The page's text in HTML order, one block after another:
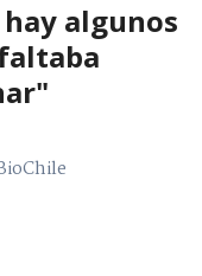
hay algunos